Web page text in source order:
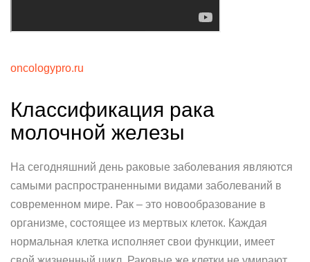
oncologypro.ru
Классификация рака
молочной железы
На сегодняшний день раковые заболевания являются
самыми распространенными видами заболеваний в
современном мире. Рак – это новообразование в
организме, состоящее из мертвых клеток. Каждая
нормальная клетка исполняет свои функции, имеет